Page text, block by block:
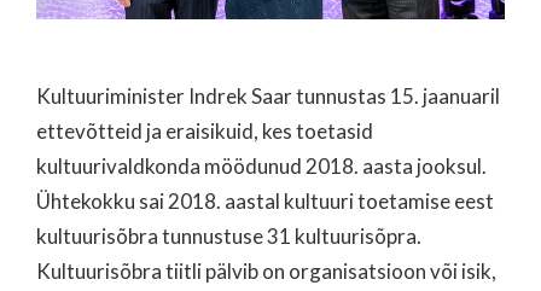
Kultuuriminister Indrek Saar tunnustas 15. jaanuaril
ettevõtteid ja eraisikuid, kes toetasid
kultuurivaldkonda möödunud 2018. aasta jooksul.
Ühtekokku sai 2018. aastal kultuuri toetamise eest
kultuurisõbra tunnustuse 31 kultuurisõpra.
Kultuurisõbra tiitli pälvib on organisatsioon või isik,